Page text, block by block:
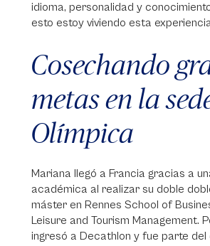
idioma, personalidad y
esto estoy viviendo esta
Cosechando
metas en la
Olímpica
Mariana llegó a Francia gracias a
académica al realizar su doble
máster en Rennes School of
Leisure and Tourism Management.
ingresó a Decathlon y fue parte del